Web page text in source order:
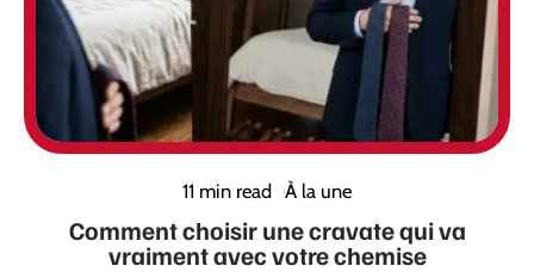
11 min read À la une
Comment choisir une cravate qui va
vraiment avec votre chemise